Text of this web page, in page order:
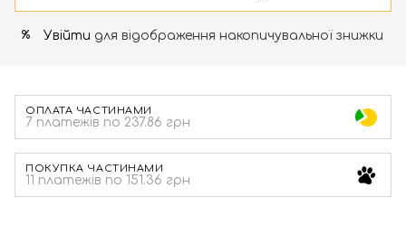
% Увійти для відображення накопичувальної знижки
ОПЛАТА ЧАСТИНАМИ
7 платежів по 237.86 грн
ПОКУПКА ЧАСТИНАМИ
11 платежів по 151.36 грн